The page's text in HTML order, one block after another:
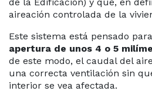
aireación controlada de la
Este sistema está pensado para
apertura de unos 4 o 5
de este modo, el caudal del
una correcta ventilación sin
interior se vea afectada.